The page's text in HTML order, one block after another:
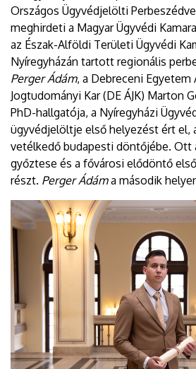
Országos Ügyvédjelölti
meghirdeti a Magyar Ügyvédi
az Észak-Alföldi Területi Ügyvédi
Nyíregyházán tartott regionális
Perger Ádám, a Debreceni Egyetem
Jogtudományi Kar (DE ÁJK) Marton
PhD-hallgatója, a Nyíregyházi
ügyvédjelöltje első helyezést ért el,
vetélkedő budapesti döntőjébe. Ott
győztese és a fővárosi elődöntő
részt. Perger Ádáma második